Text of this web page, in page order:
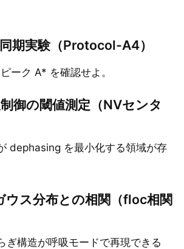
期実験（Protocol-A4）
ーク A* を確認せよ。
御の閾値測定（NVセンタ
dephasing を最小化する領域が存
ウス分布との相関（floc相関
ぎ構造が呼吸モードで再現できる